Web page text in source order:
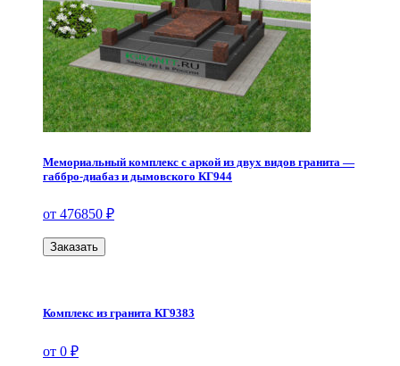
Мемориальный комплекс с аркой из двух видов гранита —
габбро-диабаз и дымовского КГ944
от 476850 ₽
Заказать
Комплекс из гранита КГ9383
от 0 ₽